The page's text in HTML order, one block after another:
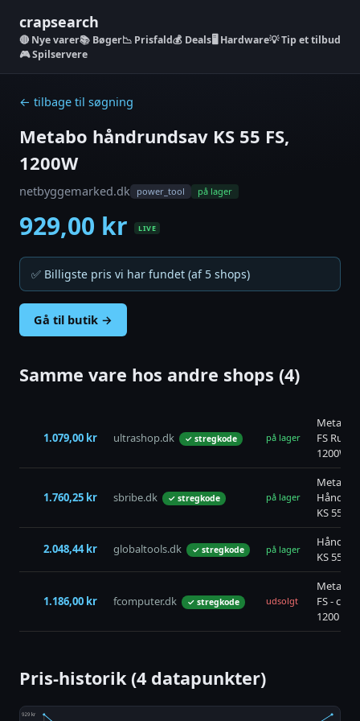
crapsearch
Nye varer📚 Bøger📉 Prisfald💰 Deals🖥️ Hardware💡 Tip et tilbud
🎮 Spilservere
← tilbage til søgning
Metabo håndrundsav KS 55 FS,
1200W
netbyggemarked.dk power_tool på lager
929,00 kr LIVE
✅ Billigste pris vi har fundet (af 5 shops)
Gå til butik →
Samme vare hos andre shops (4)
1.079,00 kr ultrashop.dk ✓ stregkode på lager
Metabo
FS
1200W
1.760,25 kr sbribe.dk ✓ stregkode på lager
Metabo
KS 55 FS
2.048,44 kr globaltools.dk ✓ stregkode på lager
KS 55 FS
1.186,00 kr fcomputer.dk ✓ stregkode udsolgt
Metabo
FS -
1200 W
Pris-historik (4 datapunkter)